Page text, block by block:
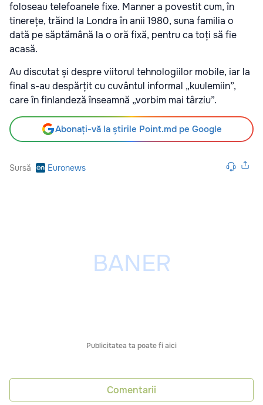
foloseau telefoanele fixe. Manner a povestit cum, în
tinerețe, trăind la Londra în anii 1980, suna familia o
dată pe săptămână la o oră fixă, pentru ca toți să fie
acasă.
Au discutat și despre viitorul tehnologiilor mobile, iar la
final s-au despărțit cu cuvântul informal „kuulemiin”,
care în finlandeză înseamnă „vorbim mai târziu”.
Abonați-vă la știrile Point.md pe Google
Sursă Euronews
Publicitatea ta poate fi aici
Comentarii